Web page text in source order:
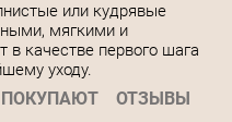
или кудрявые
мягкими и
качестве первого шага
уходу.
ОТЗЫВЫ